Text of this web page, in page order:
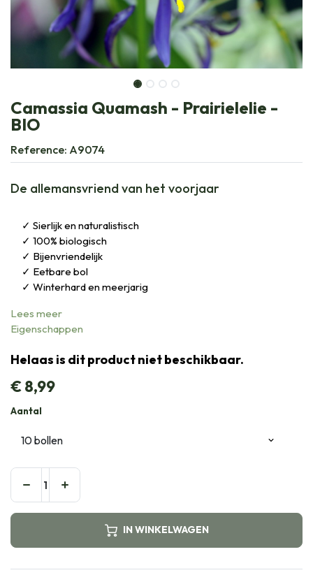
Camassia Quamash - Prairielelie -
BIO
Reference: A9074
De allemansvriend van het voorjaar
Sierlijk en naturalistisch
100% biologisch
Bijenvriendelijk
Eetbare bol
Winterhard en meerjarig
Lees meer
Eigenschappen
Helaas is dit product niet beschikbaar.
€8,99
Aantal
IN WINKELWAGEN